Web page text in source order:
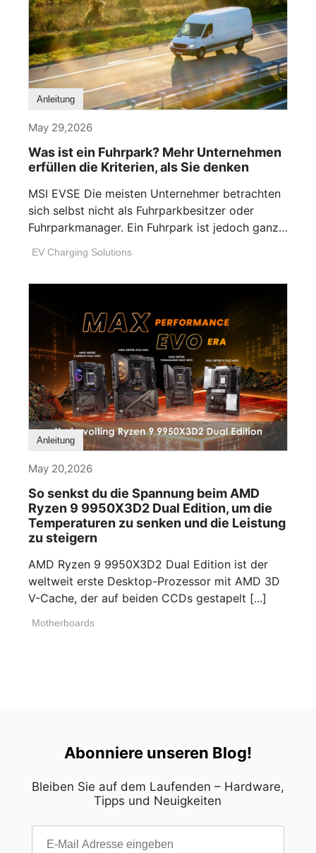
Anleitung
May 29,2026
Was ist ein Fuhrpark? Mehr Unternehmen
erfüllen die Kriterien, als Sie denken
MSI EVSE Die meisten Unternehmer betrachten
sich selbst nicht als Fuhrparkbesitzer oder
Fuhrparkmanager. Ein Fuhrpark ist jedoch ganz
EV Charging Solutions
Anleitung
May 20,2026
So senkst du die Spannung beim AMD
Ryzen 9 9950X3D2 Dual Edition, um die
Temperaturen zu senken und die Leistung
zu steigern
AMD Ryzen 9 9950X3D2 Dual Edition ist der
weltweit erste Desktop-Prozessor mit AMD 3D
V-Cache, der auf beiden CCDs gestapelt [...]
Motherboards
Abonniere unseren Blog!
Bleiben Sie auf dem Laufenden – Hardware,
Tipps und Neuigkeiten